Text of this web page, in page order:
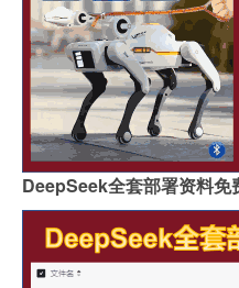
DeepSeek全套部署资料免